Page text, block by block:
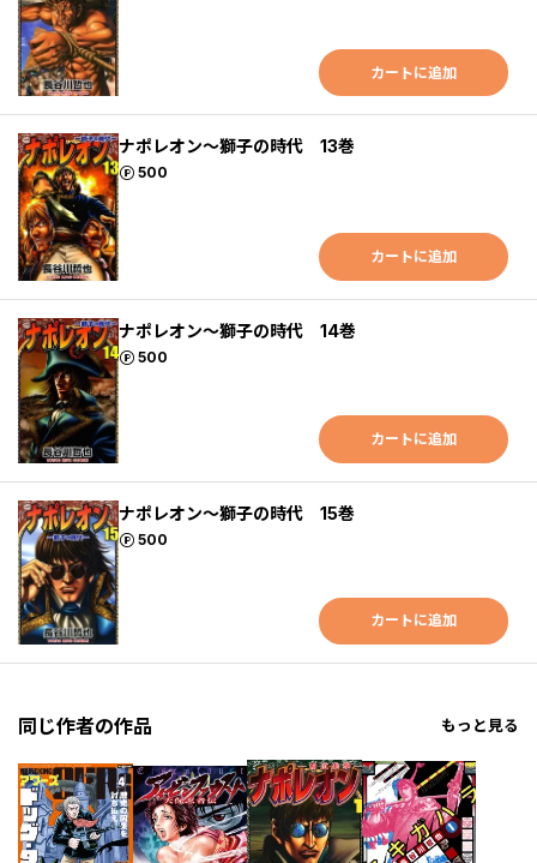
カートに追加
ナポレオン～獅子の時代 13巻
500
ポイント
カートに追加
ナポレオン～獅子の時代 14巻
500
ポイント
カートに追加
ナポレオン～獅子の時代 15巻
500
ポイント
カートに追加
同じ作者の作品 もっと見る